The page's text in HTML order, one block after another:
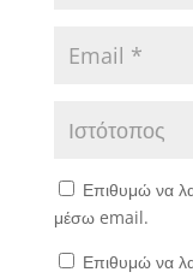
Επιθυμώ να
μέσω email.
Επιθυμώ να